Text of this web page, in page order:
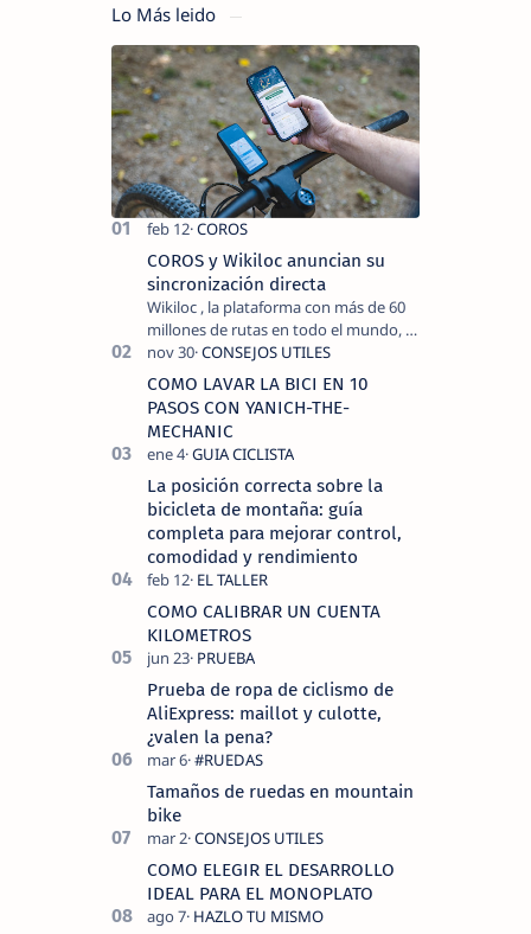
Lo Más leido
COROS y Wikiloc anuncian su
sincronización directa
Wikiloc , la plataforma con más de 60
millones de rutas en todo el mundo, y
COROS , marca de dispositivos GPS
reconocida mundialmente por su
tecnolo…
COMO LAVAR LA BICI EN 10
PASOS CON YANICH-THE-
MECHANIC
La posición correcta sobre la
bicicleta de montaña: guía
completa para mejorar control,
comodidad y rendimiento
COMO CALIBRAR UN CUENTA
KILOMETROS
Prueba de ropa de ciclismo de
AliExpress: maillot y culotte,
¿valen la pena?
Tamaños de ruedas en mountain
bike
COMO ELEGIR EL DESARROLLO
IDEAL PARA EL MONOPLATO